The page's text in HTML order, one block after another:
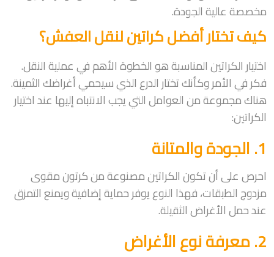
مخصصة عالية الجودة.
كيف تختار أفضل كراتين لنقل العفش؟
اختيار الكراتين المناسبة هو الخطوة الأهم في عملية النقل.
فكر في الأمر وكأنك تختار الدرع الذي سيحمي أغراضك الثمينة.
هناك مجموعة من العوامل التي يجب الانتباه إليها عند اختيار
الكراتين:
1. الجودة والمتانة
احرص على أن تكون الكراتين مصنوعة من كرتون مقوى
مزدوج الطبقات، فهذا النوع يوفر حماية إضافية ويمنع التمزق
عند حمل الأغراض الثقيلة.
2. معرفة نوع الأغراض